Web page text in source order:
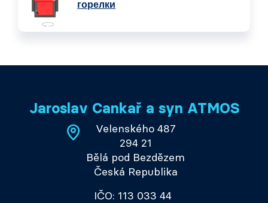
горелки
Jaroslav Cankař a syn ATMOS
Velenského 487
294 21
Bělá pod Bezdězem
Česká Republika
IČO: 113 033 44